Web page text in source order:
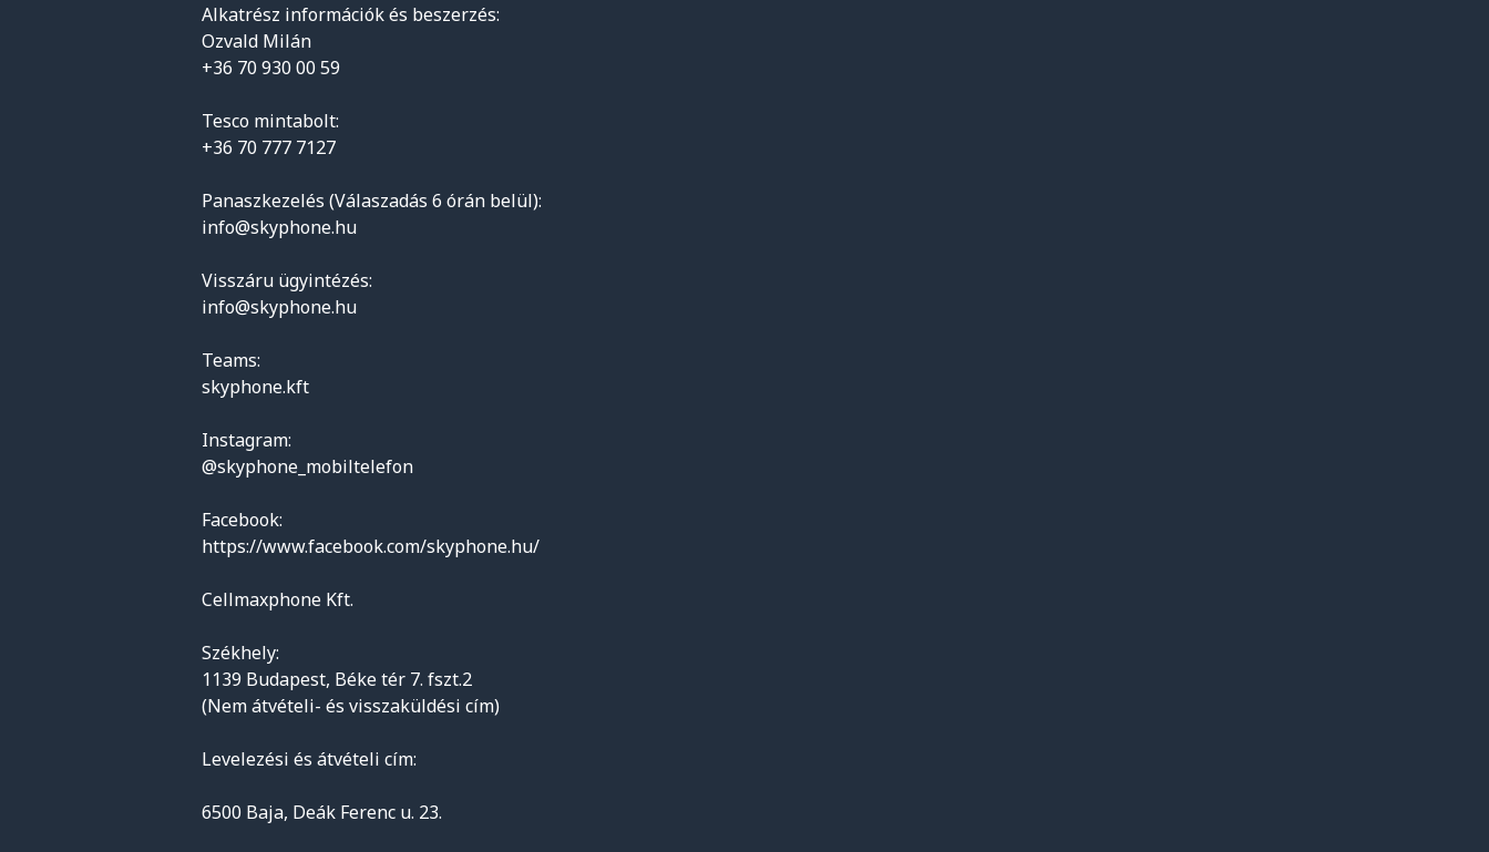
Alkatrész információk és beszerzés:
Ozvald Milán
+36 70 930 00 59
Tesco mintabolt:
+36 70 777 7127
Panaszkezelés (Válaszadás 6 órán belül):
info@skyphone.hu
Visszáru ügyintézés:
info@skyphone.hu
Teams:
skyphone.kft
Instagram:
@skyphone_mobiltelefon
Facebook:
https://www.facebook.com/skyphone.hu/
Cellmaxphone Kft.
Székhely:
1139 Budapest, Béke tér 7. fszt.2
(Nem átvételi- és visszaküldési cím)
Levelezési és átvételi cím:
6500 Baja, Deák Ferenc u. 23.